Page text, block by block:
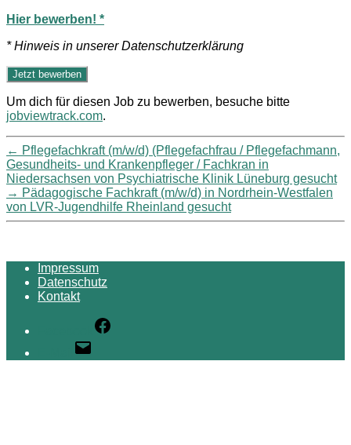
Hier bewerben! *
* Hinweis in unserer Datenschutzerklärung
Um dich für diesen Job zu bewerben, besuche bitte
jobviewtrack.com.
← Pflegefachkraft (m/w/d) (Pflegefachfrau / Pflegefachmann,
Gesundheits- und Krankenpfleger / Fachkran in
Niedersachsen von Psychiatrische Klinik Lüneburg gesucht
→ Pädagogische Fachkraft (m/w/d) in Nordrhein-Westfalen
von LVR-Jugendhilfe Rheinland gesucht
Impressum
Datenschutz
Kontakt